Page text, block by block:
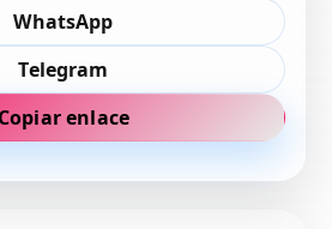
WhatsApp
Telegram
Copiar enlace